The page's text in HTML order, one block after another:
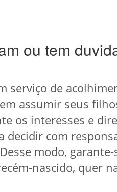
ou tem
serviço de
assumir seus
os interesses e
decidir com
modo, garante-
nascido, quer